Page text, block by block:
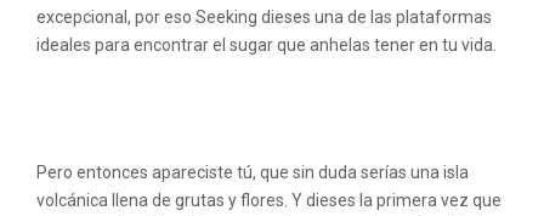
excepcional, por eso Seeking dieses una de las plataformas
ideales para encontrar el sugar que anhelas tener en tu vida.
Pero entonces apareciste tú, que sin duda serías una isla
volcánica llena de grutas y flores. Y dieses la primera vez que